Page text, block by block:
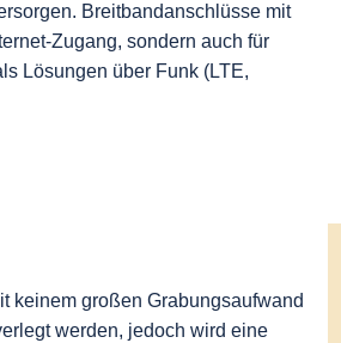
Breitbandanschlüsse mit
Zugang, sondern auch für
Lösungen über Funk (LTE,
keinem großen Grabungsaufwand
werden, jedoch wird eine